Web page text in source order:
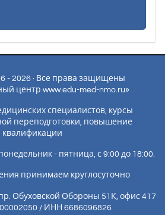
- 2026 · Все права защищены
центр www.edu-med-nmo.ru»
специалистов, курсы
переподготовки, повышение
квалификации
- пятница, с 9:00 до 18:00.
принимаем круглосуточно
Обуховской Обороны 51К, офис 417
/ ИНН 6686096826